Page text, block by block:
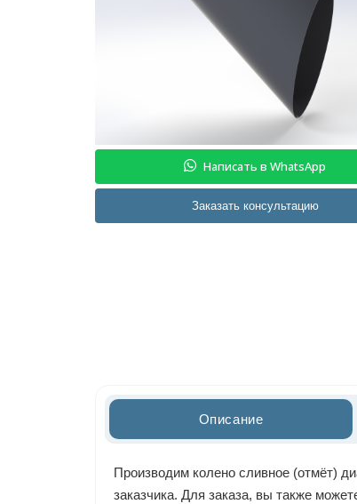
Написать в WhatsApp
Заказать консультацию
Описание
Производим колено сливное (отмёт)
заказчика. Для заказа, вы также